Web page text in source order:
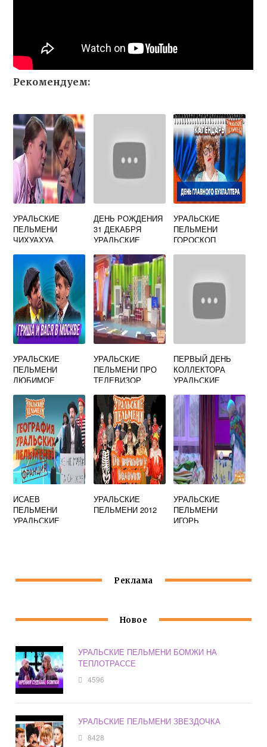
Рекомендуем:
УРАЛЬСКИЕ
ПЕЛЬМЕНИ
ЧИХУАХУА
ДЕНЬ РОЖДЕНИЯ
31 ДЕКАБРЯ
УРАЛЬСКИЕ
УРАЛЬСКИЕ
ПЕЛЬМЕНИ
ГОРОСКОП
УРАЛЬСКИЕ
ПЕЛЬМЕНИ
ЛЮБИМОЕ
УРАЛЬСКИЕ
ПЕЛЬМЕНИ ПРО
ТЕЛЕВИЗОР
ПЕРВЫЙ ДЕНЬ
КОЛЛЕКТОРА
УРАЛЬСКИЕ
ИСАЕВ
ПЕЛЬМЕНИ
УРАЛЬСКИЕ
УРАЛЬСКИЕ
ПЕЛЬМЕНИ 2012
УРАЛЬСКИЕ
ПЕЛЬМЕНИ
ИГОРЬ
Реклама
Новое
УРАЛЬСКИЕ ПЕЛЬМЕНИ БОМЖИ НА
ТЕПЛОТРАССЕ
4596
УРАЛЬСКИЕ ПЕЛЬМЕНИ ЗВЕЗДОЧКА
8428